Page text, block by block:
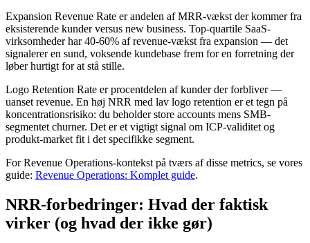
Expansion Revenue Rate er andelen af MRR-vækst der kommer fra
eksisterende kunder versus new business. Top-quartile SaaS-
virksomheder har 40-60% af revenue-vækst fra expansion — det
signalerer en sund, voksende kundebase frem for en forretning der
løber hurtigt for at stå stille.
Logo Retention Rate er procentdelen af kunder der forbliver —
uanset revenue. En høj NRR med lav logo retention er et tegn på
koncentrationsrisiko: du beholder store accounts mens SMB-
segmentet churner. Det er et vigtigt signal om ICP-validitet og
produkt-market fit i det specifikke segment.
For Revenue Operations-kontekst på tværs af disse metrics, se vores
guide: Revenue Operations: Komplet guide.
NRR-forbedringer: Hvad der faktisk
virker (og hvad der ikke gør)